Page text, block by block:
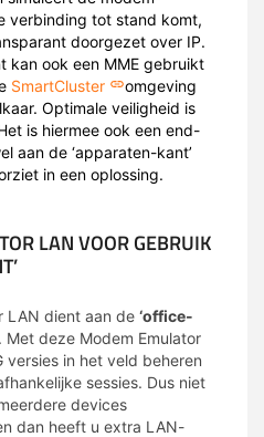
verbinding tot stand komt,
doorgezet over IP.
kan ook een MME gebruikt
SmartCluster
omgeving
Optimale veiligheid is
is hiermee ook een end-
aan de ‘apparaten-kant’
in een oplossing.
LAN VOOR GEBRUIK
LAN dient aan de ‘office-
deze Modem Emulator
versies in het veld beheren
sessies. Dus niet
devices
dan heeft u extra LAN-